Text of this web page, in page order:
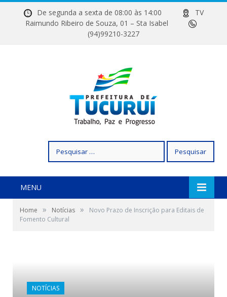
De segunda a sexta de 08:00 às 14:00
TV
Raimundo Ribeiro de Souza, 01 – Sta Isabel
(94)99210-3227
por:
MENU
Home » Notícias »
Novo Prazo de Inscrição para Editais de
Fomento Cultural
NOTÍCIAS